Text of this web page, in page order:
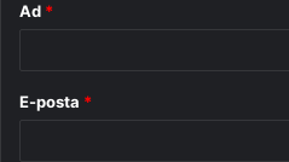
Ad *
E-posta *